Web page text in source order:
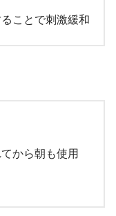
ことで刺激緩和
から朝も使用